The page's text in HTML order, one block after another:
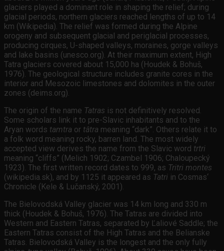
glaciers played a dominant role in shaping the relief; during
glacial periods, northern glaciers reached lengths of up to 14
km (Wikipedia). The relief was formed during the Alpine
orogeny and subsequent glacial and periglacial processes,
producing cirques, U-shaped valleys, moraines, gorge valleys
and lake basins (unesco.org). At their maximum extent, High
Tatra glaciers covered about 15,000 ha (Houdek & Bohuš,
1976). The geological structure includes granite cores in the
interior and Mesozoic limestones and dolomites in the outer
zones (deims.org).
The origin of the name Tatras is not definitively resolved.
Some scholars link it to pre-Slavic inhabitants and to the
Aryan words tamtra or tâtra meaning “dark”. Others relate it to
a folk word meaning rocky, barren land. The most widely
accepted view derives the name from the Slavic word trtri
meaning “cliffs” (Melich 1902; Czambel 1906; Chaloupecký
1923). The first written record dates to 999, as Tritri montes
(wikipedia.sk), and by 1125 it appeared as Tatri in Cosmas‘
Chronicle (Kele & Lučanský, 2001).
The Bielovodská Valley glacier was 14 km long and 330 m
thick (Houdek & Bohuš, 1976). The Tatras are divided into
Western and Eastern Tatras, separated by Ľaliové Saddle; the
Eastern Tatras consist of the High Tatras and the Belianske
Tatras. Bielovodská Valley is the longest and the only fully